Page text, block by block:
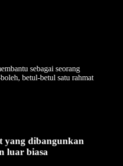
sebagai seorang
betul-betul satu rahmat
yang dibangunkan
luar biasa